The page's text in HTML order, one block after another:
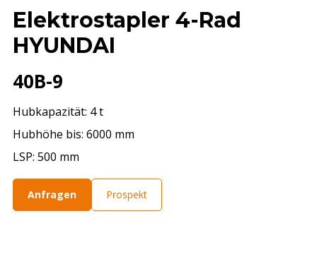
Elektrostapler 4-Rad
HYUNDAI
40B-9
Hubkapazität: 4 t
Hubhöhe bis: 6000 mm
LSP: 500 mm
Anfragen Prospekt